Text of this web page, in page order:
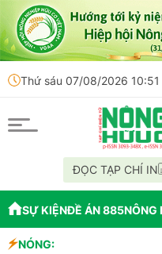
Thứ sáu 07/08/2026 10:51
ĐỌC TẠP CHÍ IN
SỰ KIỆNĐỀ ÁN 885NÔNG
NÓNG: